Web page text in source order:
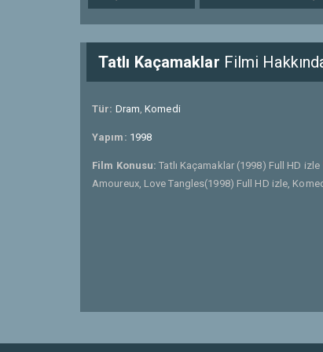
Tatlı Kaçamaklar Filmi
Tür: Dram,Komedi
Yapım: 1998
Film Konusu:Tatlı Kaçamaklar (1998) Full HD izle
Amoureux, Love Tangles(1998) Full HD izle,